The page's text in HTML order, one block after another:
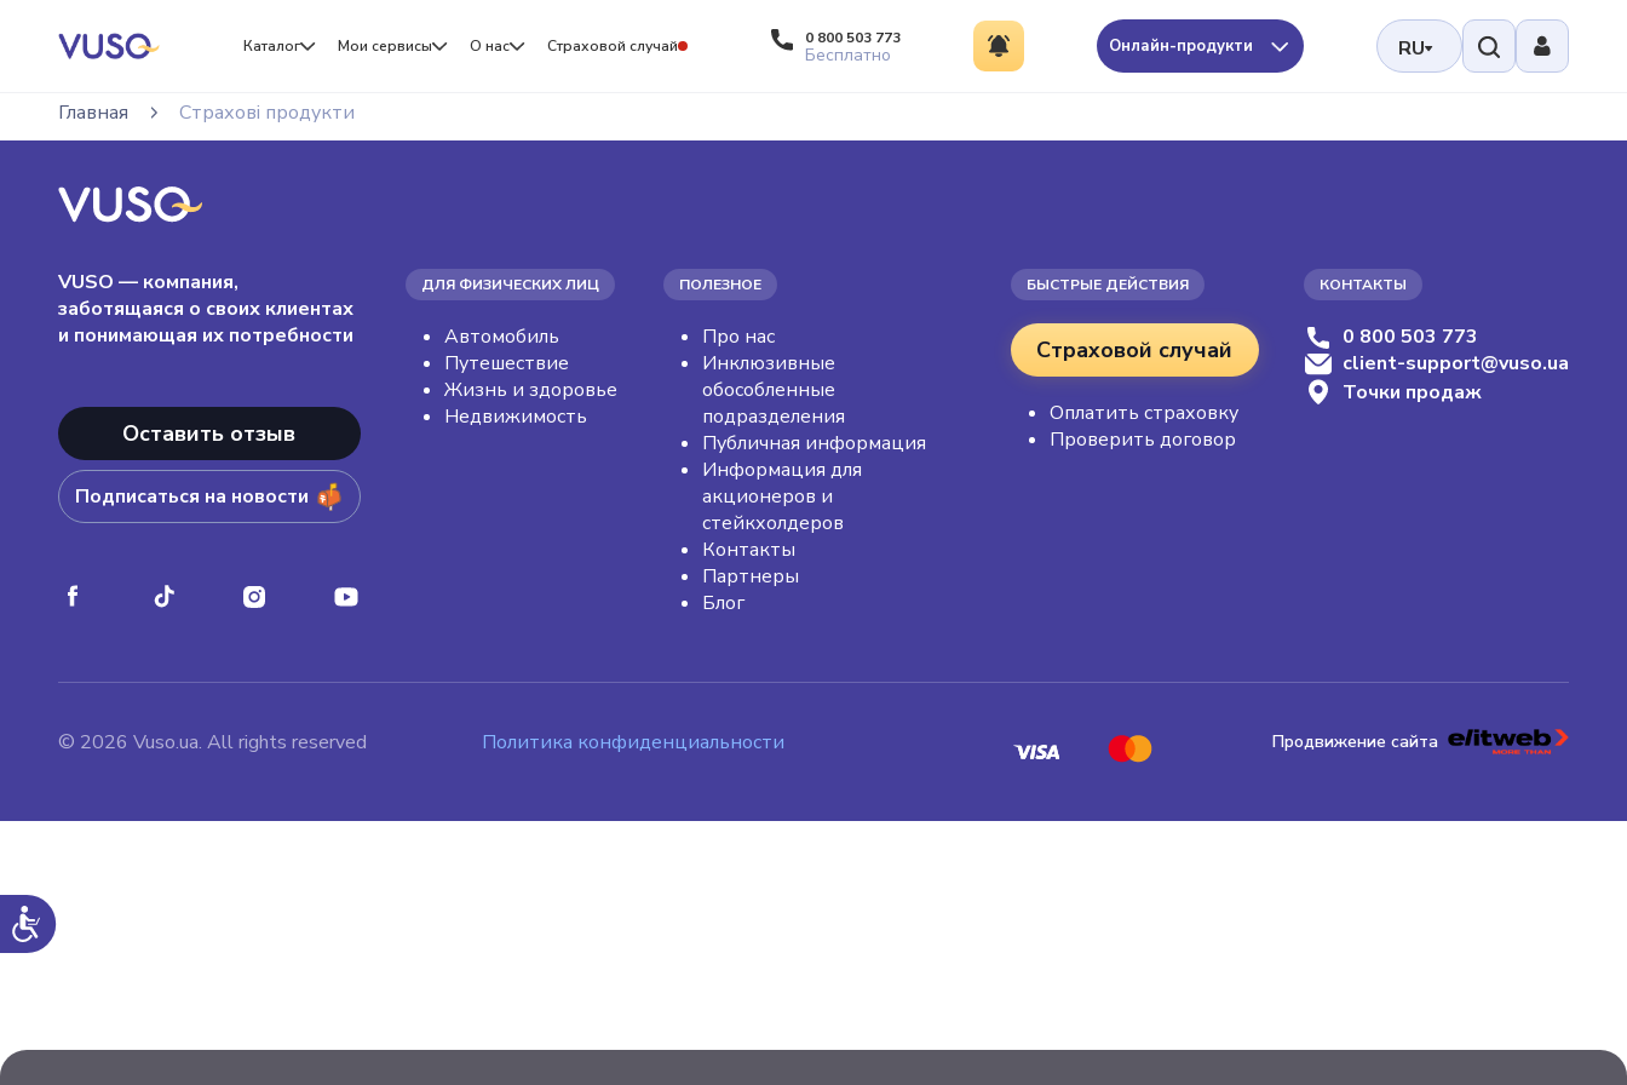
Каталог Мои сервисы О нас Страховой случай 0 800 503 773
Бесплатно Онлайн-продукти RU
Главная Страхові продукти
VUSO — компания,
заботящаяся о своих клиентах
и понимающая их потребности
Оставить отзыв
Подписаться на новости
ДЛЯ ФИЗИЧЕСКИХ ЛИЦ
Автомобиль
Путешествие
Жизнь и здоровье
Недвижимость
ПОЛЕЗНОЕ
Про нас
Инклюзивные
обособленные
подразделения
Публичная информация
Информация для
акционеров и
стейкхолдеров
Контакты
Партнеры
Блог
БЫСТРЫЕ ДЕЙСТВИЯ
Страховой случай
Оплатить страховку
Проверить договор
КОНТАКТЫ
0 800 503 773
client-support@vuso.ua
Точки продаж
© 2026 Vuso.ua. All rights reserved Политика конфиденциальности Продвижение сайта